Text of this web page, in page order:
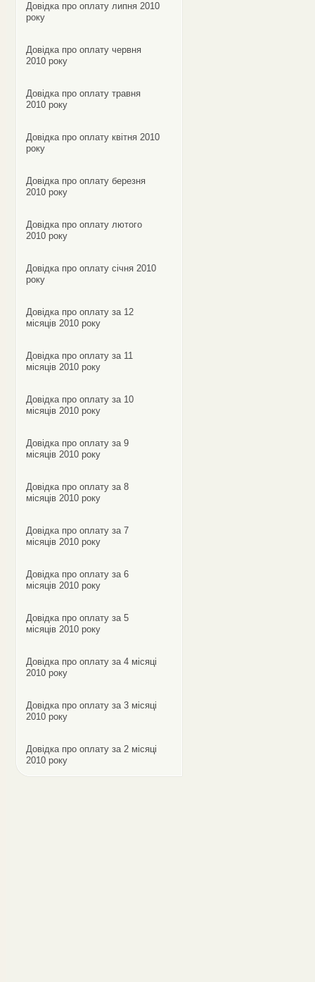
Довідка про оплату липня 2010
року
Довідка про оплату червня
2010 року
Довідка про оплату травня
2010 року
Довідка про оплату квітня 2010
року
Довідка про оплату березня
2010 року
Довідка про оплату лютого
2010 року
Довідка про оплату січня 2010
року
Довідка про оплату за 12
місяців 2010 року
Довідка про оплату за 11
місяців 2010 року
Довідка про оплату за 10
місяців 2010 року
Довідка про оплату за 9
місяців 2010 року
Довідка про оплату за 8
місяців 2010 року
Довідка про оплату за 7
місяців 2010 року
Довідка про оплату за 6
місяців 2010 року
Довідка про оплату за 5
місяців 2010 року
Довідка про оплату за 4 місяці
2010 року
Довідка про оплату за 3 місяці
2010 року
Довідка про оплату за 2 місяці
2010 року